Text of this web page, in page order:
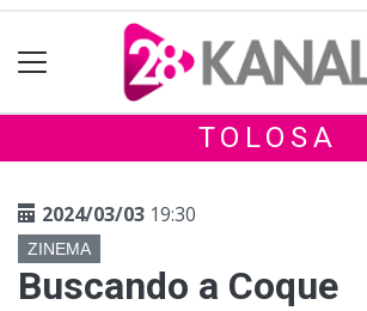
TOLOSA
2024/03/03 19:30
ZINEMA
Buscando a Coque